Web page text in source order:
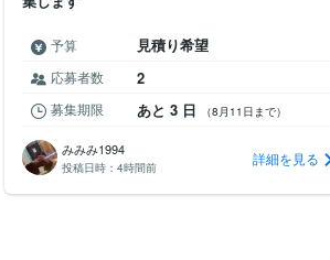
予算 見積り希望
応募者数 2
募集期限 あと 3 日 （8月11日まで）
みみみ1994
投稿日時： 4時間前 詳細を見る